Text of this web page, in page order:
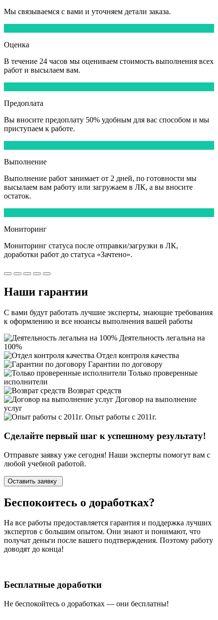
Мы связываемся с вами и уточняем детали заказа.
Оценка
В течение 24 часов мы оцениваем стоимость выполнения всех
работ и высылаем вам.
Предоплата
Вы вносите предоплату 50% удобным для вас способом и мы
приступаем к работе.
Выполнение
Выполнение работ занимает от 2 дней, по готовности мы
высылаем вам работу или загружаем в ЛК, а вы вносите
остаток.
Мониторинг
Мониторинг статуса после отправки/загрузки в ЛК,
доработки работ до статуса «Зачтено».
Наши гарантии
С вами будут работать лучшие эксперты, знающие требования
к оформлению и все нюансы выполнения вашей работы
Деятельность легальна на
100%
Отдел контроля качества
Гарантии по договору
Только проверенные
исполнители
Возврат средств
Договор на выполнение
услуг
Опыт работы с 2011г.
Сделайте первый шаг к успешному результату!
Отправьте заявку уже сегодня! Наши эксперты помогут вам с
любой учебной работой.
Оставить заявку
Беспокоитесь о доработках?
На все работы предоставляется гарантия и поддержка лучших
экспертов с большим опытом. Они знают и понимают, что
получат деньги после вашего подтверждения. Поэтому работу
доводят до конца!
Бесплатные доработки
Не беспокойтесь о доработках — они бесплатны!